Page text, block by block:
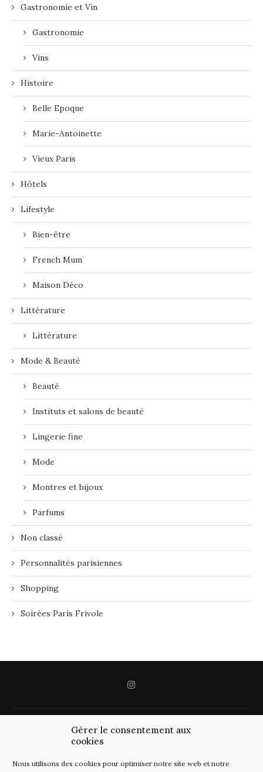
Gérer le consentement aux
cookies
Nous utilisons des cookies pour optimiser notre site web et notre
Gastronomie et Vin
Gastronomie
Vins
Histoire
Belle Epoque
Marie-Antoinette
Vieux Paris
Hôtels
Lifestyle
Bien-être
French Mum
Maison Déco
Littérature
Littérature
Mode & Beauté
Beauté
Instituts et salons de beauté
Lingerie fine
Mode
Montres et bijoux
Parfums
Non classé
Personnalités parisiennes
Shopping
Soirées Paris Frivole